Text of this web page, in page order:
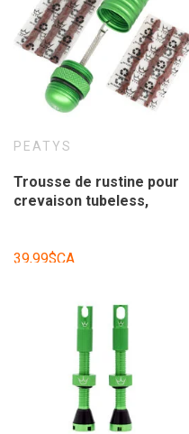
PEATYS
Trousse de rustine pour
crevaison tubeless,
39,99$CA